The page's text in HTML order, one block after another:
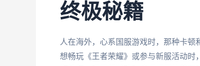
终极秘籍
人在海外，心系国服游戏时，那种卡顿
想畅玩《王者荣耀》或参与新服活动时